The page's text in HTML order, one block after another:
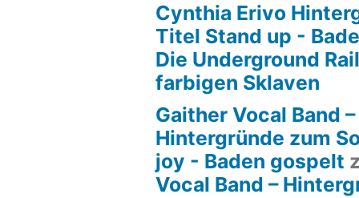
Cynthia Erivo
Titel Stand up -
Die Underground
farbigen Sklaven
Gaither Vocal Band –
Hintergründe zum
joy - Baden gospelt
Vocal Band –